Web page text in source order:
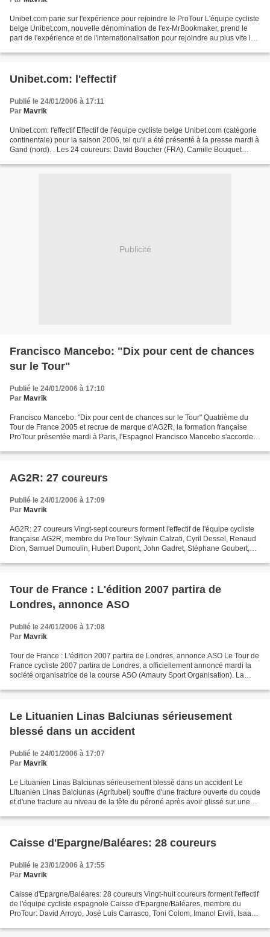
Unibet.com parie sur l'expérience pour rejoindre le ProTour L'équipe cycliste
belge Unibet.com, nouvelle dénomination de l'ex-MrBookmaker, prend le
pari de l'expérience et de l'internationalisation pour rejoindre au plus vite le
Unibet.com: l'effectif
Publié le 24/01/2006 à 17:11
Par Mavrik
Unibet.com: l'effectif Effectif de l'équipe cycliste belge Unibet.com (catégorie
continentale) pour la saison 2006, tel qu'il a été présenté à la presse mardi à
Gand (nord). . Les 24 coureurs: David Boucher (FRA), Camille Bouquet
Publicité
Francisco Mancebo: "Dix pour cent de chances
sur le Tour"
Publié le 24/01/2006 à 17:10
Par Mavrik
Francisco Mancebo: "Dix pour cent de chances sur le Tour" Quatrième du
Tour de France 2005 et recrue de marque d'AG2R, la formation française
ProTour présentée mardi à Paris, l'Espagnol Francisco Mancebo s'accorde
AG2R: 27 coureurs
Publié le 24/01/2006 à 17:09
Par Mavrik
AG2R: 27 coureurs Vingt-sept coureurs forment l'effectif de l'équipe cycliste
française AG2R, membre du ProTour: Sylvain Calzati, Cyril Dessel, Renaud
Dion, Samuel Dumoulin, Hubert Dupont, John Gadret, Stéphane Goubert,
Tour de France : L'édition 2007 partira de
Londres, annonce ASO
Publié le 24/01/2006 à 17:08
Par Mavrik
Tour de France : L'édition 2007 partira de Londres, annonce ASO Le Tour de
France cycliste 2007 partira de Londres, a officiellement annoncé mardi la
société organisatrice de la course ASO (Amaury Sport Organisation). La
Le Lituanien Linas Balciunas sérieusement
blessé dans un accident
Publié le 24/01/2006 à 17:07
Par Mavrik
Le Lituanien Linas Balciunas sérieusement blessé dans un accident Le
Lituanien Linas Balciunas (Agritubel) souffre d'une fracture ouverte du coude
et d'une fracture au niveau de la tête du péroné après avoir glissé sur une
Caisse d'Epargne/Baléares: 28 coureurs
Publié le 23/01/2006 à 17:55
Par Mavrik
Caisse d'Epargne/Baléares: 28 coureurs Vingt-huit coureurs forment l'effectif
de l'équipe cycliste espagnole Caisse d'Epargne/Baléares, membre du
ProTour: David Arroyo, José Luis Carrasco, Toni Colom, Imanol Erviti, Isaac